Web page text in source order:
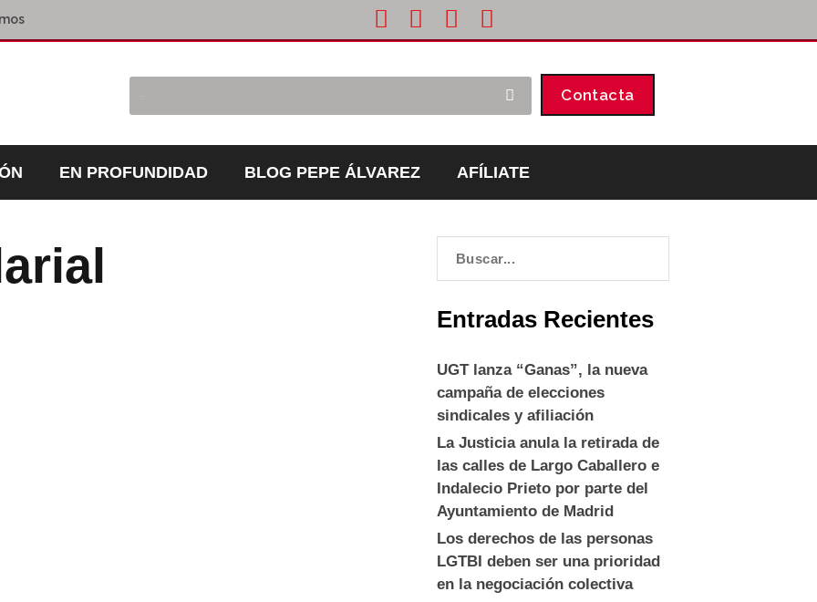
Contacta
EN PROFUNDIDAD BLOG PEPE ÁLVAREZ AFÍLIATE
Entradas Recientes
UGT lanza “Ganas”, la nueva
campaña de elecciones
sindicales y afiliación
La Justicia anula la retirada de
las calles de Largo Caballero e
Indalecio Prieto por parte del
Ayuntamiento de Madrid
Los derechos de las personas
LGTBI deben ser una prioridad
en la negociación colectiva